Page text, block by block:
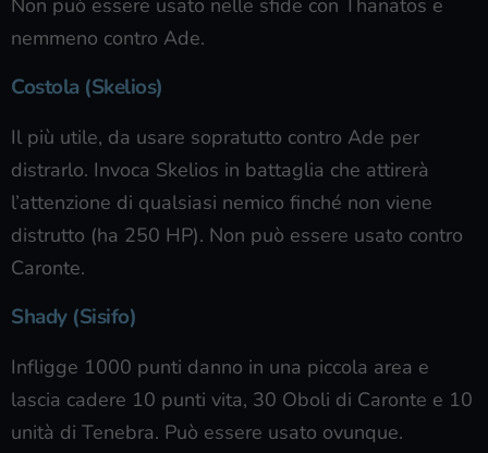
Non può essere usato nelle sfide con Thanatos e
nemmeno contro Ade.
Costola (Skelios)
Il più utile, da usare sopratutto contro Ade per
distrarlo. Invoca Skelios in battaglia che attirerà
l’attenzione di qualsiasi nemico finché non viene
distrutto (ha 250 HP). Non può essere usato contro
Caronte.
Shady (Sisifo)
Infligge 1000 punti danno in una piccola area e
lascia cadere 10 punti vita, 30 Oboli di Caronte e 10
unità di Tenebra. Può essere usato ovunque.